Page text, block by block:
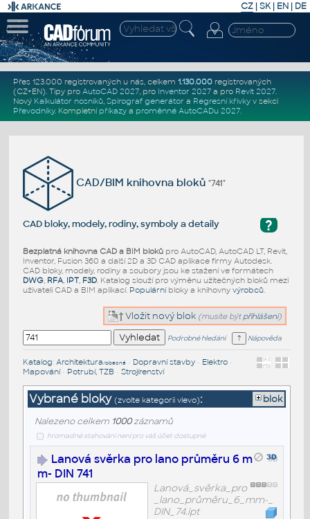
CZ | SK| EN | DE
Přes 123.000 registrovaných u nás, celkem 1.130.000registrovaných
(CZ+EN). Tipy pro AutoCAD 2027, pro Inventor 2027a pro Revit 2027.
Nový Kalkulátor nosníků, Spirograf generátor a Regresní křivkyv sekci
Převodníky. Kompletní příkazya proměnné AutoCADu 2027.
CAD/BIM knihovna bloků"741"
?
CAD bloky, modely, rodiny, symboly a detaily
Bezplatná knihovna CAD a BIM blokůpro AutoCAD, AutoCAD LT, Revit,
Inventor, Fusion 360 a další 2D a 3D CAD aplikace firmy Autodesk.
CAD bloky, modely, rodiny a soubory jsou ke stažení ve formátech
DWG, RFA, IPT, F3D. Katalog slouží pro výměnu užitečných bloků mezi
uživateli CAD a BIM aplikací. Populárníbloky a knihovny výrobců.
Vložit nový blok (musíte být přihlášeni)
Podrobné hledání Nápověda
Katalog: Architektura/obecné• Dopravní stavby• Elektro•
Mapování• Potrubí, TZB • Strojírenství
Vybrané bloky (zvolte kategorii vlevo): blok
Nalezeno celkem 1000záznamů
hromadné stahování není pro váš účet dostupné
Lanová svěrka pro lano průměru 6 m
m- DIN 741
Lanová_svěrka_pro
_lano_průměru_6_mm-_
DIN_74.ipt